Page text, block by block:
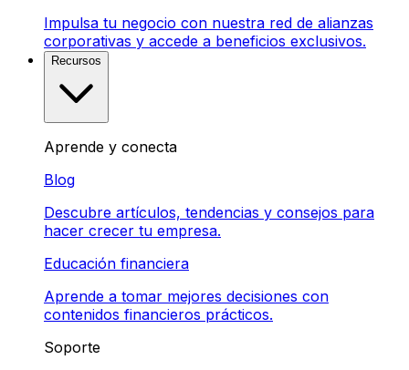
Impulsa tu negocio con nuestra red de alianzas
corporativas y accede a beneficios exclusivos.
Recursos
Aprende y conecta
Blog
Descubre artículos, tendencias y consejos para
hacer crecer tu empresa.
Educación financiera
Aprende a tomar mejores decisiones con
contenidos financieros prácticos.
Soporte